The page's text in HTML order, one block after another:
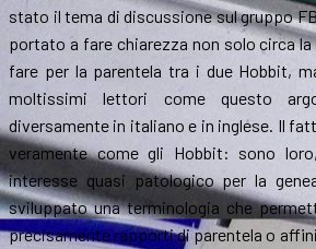
stato il tema di discussione sul gruppo
portato a fare chiarezza non solo circa
fare per la parentela tra i due Hobbit,
moltissimi lettori come questo
diversamente in italiano e in inglese. Il
veramente come gli Hobbit: sono
interesse quasi patologico per la
sviluppato una terminologia che
precisamente rapporti di parentela o